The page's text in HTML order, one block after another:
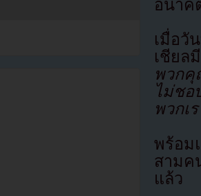
อนาค
เมื่อวั
เชียล
พวกคุ
ไม่ชอ
พวกเ
พร้อม
สามค
แล้ว